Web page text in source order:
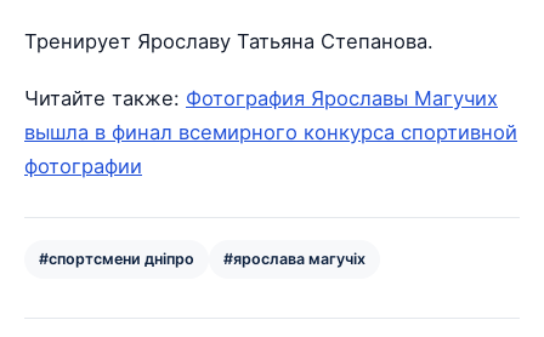
Тренирует Ярославу Татьяна Степанова.
Читайте также: Фотография Ярославы Магучих
вышла в финал всемирного конкурса спортивной
фотографии
#спортсмени дніпро #ярослава магучіх